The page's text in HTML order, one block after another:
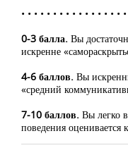
• • • • • • • • • • • • • • • •
0-3 балла. Вы
искренне
4-6 баллов. Вы
«средний
7-10 баллов. Вы легко
поведения